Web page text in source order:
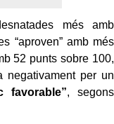
més amb
“aproven” amb més
52 punts sobre 100,
negativament per un
, segons